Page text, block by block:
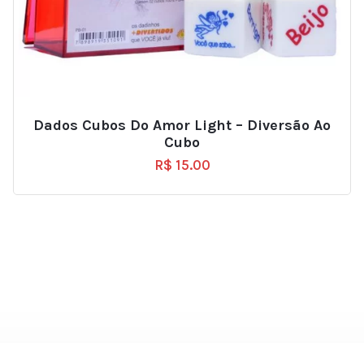
Dados Cubos Do Amor Light – Diversão Ao
Cubo
R$ 15.00